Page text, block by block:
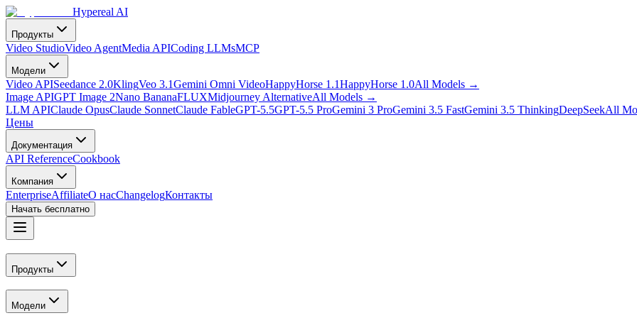
Hypereal AI
Продукты
Video StudioVideo AgentMedia APICoding LLMsMCP
Модели
Video APISeedance 2.0KlingVeo 3.1Gemini Omni VideoHappyHorse 1.1HappyHorse 1.0All Models →
Image APIGPT Image 2Nano BananaFLUXMidjourney AlternativeAll Models →
LLM APIClaude OpusClaude SonnetClaude FableGPT-5.5GPT-5.5 ProGemini 3 ProGemini 3.5 FastGemini 3.5 ThinkingDeepSeekAll
Цены
Документация
API ReferenceCookbook
Компания
EnterpriseAffiliateО насChangelogКонтакты
Начать бесплатно
Продукты
Модели